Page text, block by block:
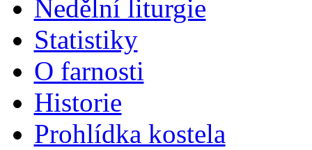
Nedělní liturgie
Statistiky
O farnosti
Historie
Prohlídka kostela